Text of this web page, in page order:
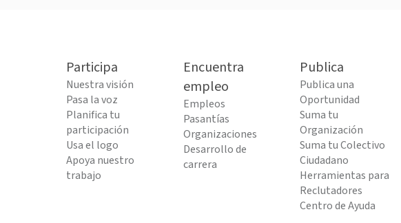
Participa
Nuestra visión
Pasa la voz
Planifica tu
participación
Usa el logo
Apoya nuestro
trabajo
Encuentra
empleo
Empleos
Pasantías
Organizaciones
Desarrollo de
carrera
Publica
Publica una
Oportunidad
Suma tu
Organización
Suma tu Colectivo
Ciudadano
Herramientas para
Reclutadores
Centro de Ayuda